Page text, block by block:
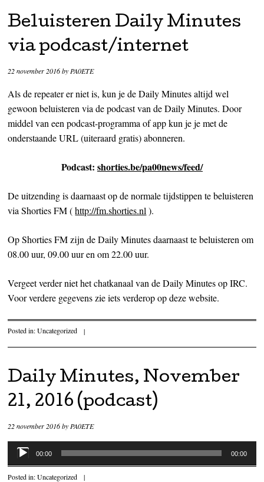
Beluisteren Daily Minutes
via podcast/internet
22 november 2016by PA0ETE
Als de repeater er niet is, kun je de Daily Minutes altijd wel
gewoon beluisteren via de podcast van de Daily Minutes. Door
middel van een podcast-programma of app kun je je met de
onderstaande URL (uiteraard gratis) abonneren.
Podcast: shorties.be/pa00news/feed/
De uitzending is daarnaast op de normale tijdstippen te beluisteren
via Shorties FM (http://fm.shorties.nl ).
Op Shorties FM zijn de Daily Minutes daarnaast te beluisteren om
08.00 uur, 09.00 uur en om 22.00 uur.
Vergeet verder niet het chatkanaal van de Daily Minutes op IRC.
Voor verdere gegevens zie iets verderop op deze website.
Posted in:Uncategorized |
Daily Minutes, November
21, 2016 (podcast)
22 november 2016byPA0ETE
Audiospeler
00:00 00:00
Posted in:Uncategorized |